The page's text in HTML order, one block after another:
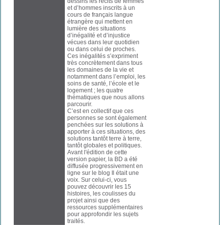
et d’hommes inscrits à un
cours de français langue
étrangère qui mettent en
lumière des situations
d’inégalité et d’injustice
vécues dans leur quotidien
ou dans celui de proches.
Ces inégalités s’expriment
très concrètement dans tous
les domaines de la vie et
notamment dans l’emploi, les
soins de santé, l’école et le
logement ; les quatre
thématiques que nous allons
parcourir.
C’est en collectif que ces
personnes se sont également
penchées sur les solutions à
apporter à ces situations, des
solutions tantôt terre à terre,
tantôt globales et politiques.
Avant l'édition de cette
version papier, la BD a été
diffusée progressivement en
ligne sur le blog Il était une
voix. Sur celui-ci, vous
pouvez découvrir les 15
histoires, les coulisses du
projet ainsi que des
ressources supplémentaires
pour approfondir les sujets
traités.